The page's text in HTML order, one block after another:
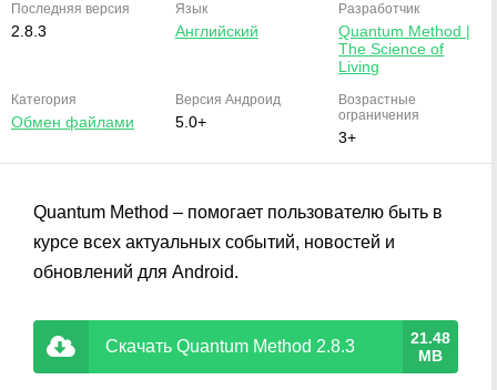
Последняя версия
2.8.3
Язык
Английский
Разработчик
Quantum Method |
The Science of
Living
Категория
Обмен файлами
Версия Андроид
5.0+
Возрастные
ограничения
3+
Quantum Method – помогает пользователю быть в
курсе всех актуальных событий, новостей и
обновлений для Android.
Скачать Quantum Method 2.8.3
21.48
MB